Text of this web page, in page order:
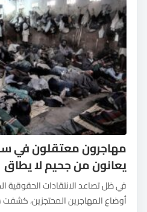
مهاجرون معتقلون في
يعانون من جحيم لا يطاق
في ظل تصاعد الانتقادات الحقوقية
أوضاع المهاجرين المحتجزين، كشفت